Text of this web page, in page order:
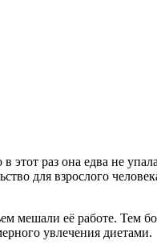
этот раз она едва не
для взрослого
мешали её работе. Тем
увлечения диетами.